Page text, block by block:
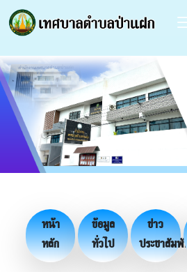
หน้า
หลัก
ข้อมูล
ทั่วไป
ข่าว
ประชาสัม